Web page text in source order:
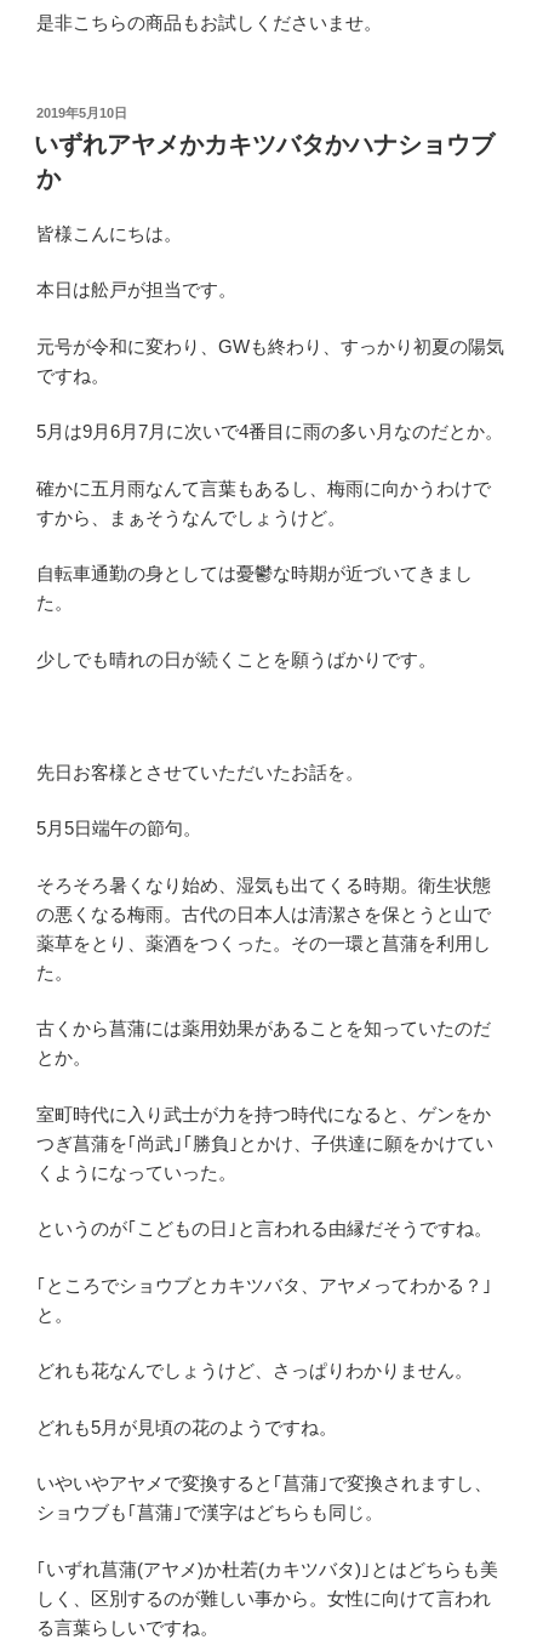
是非こちらの商品もお試しくださいませ。
投
稿
日:
2019年5月10日
いずれアヤメかカキツバタかハナショウブ
か
皆様こんにちは。
本日は舩戸が担当です。
元号が令和に変わり、GWも終わり、すっかり初夏の陽気
ですね。
5月は9月6月7月に次いで4番目に雨の多い月なのだとか。
確かに五月雨なんて言葉もあるし、梅雨に向かうわけで
すから、まぁそうなんでしょうけど。
自転車通勤の身としては憂鬱な時期が近づいてきまし
た。
少しでも晴れの日が続くことを願うばかりです。
先日お客様とさせていただいたお話を。
5月5日端午の節句。
そろそろ暑くなり始め、湿気も出てくる時期。衛生状態
の悪くなる梅雨。古代の日本人は清潔さを保とうと山で
薬草をとり、薬酒をつくった。その一環と菖蒲を利用し
た。
古くから菖蒲には薬用効果があることを知っていたのだ
とか。
室町時代に入り武士が力を持つ時代になると、ゲンをか
つぎ菖蒲を｢尚武｣｢勝負｣とかけ、子供達に願をかけてい
くようになっていった。
というのが｢こどもの日｣と言われる由縁だそうですね。
｢ところでショウブとカキツバタ、アヤメってわかる？｣
と。
どれも花なんでしょうけど、さっぱりわかりません。
どれも5月が見頃の花のようですね。
いやいやアヤメで変換すると｢菖蒲｣で変換されますし、
ショウブも｢菖蒲｣で漢字はどちらも同じ。
｢いずれ菖蒲(アヤメ)か杜若(カキツバタ)｣とはどちらも美
しく、区別するのが難しい事から。女性に向けて言われ
る言葉らしいですね。